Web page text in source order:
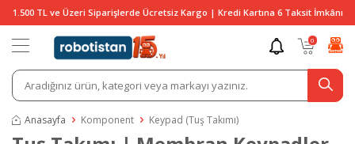
1.500 TL ve Üzeri Siparişlerde Ücretsiz Kargo | Kredi Kartına 6 Taksit İmkânı
0
Anasayfa Komponent Keypad (Tuş Takımı)